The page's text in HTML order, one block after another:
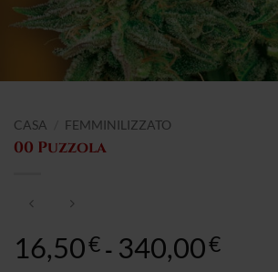
CASA FEMMINILIZZATO
00 Puzzola
16,50€ - 340,00€Fascia